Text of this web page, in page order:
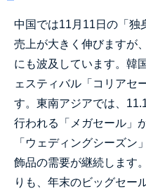
中国では11 月 11 日の「独
売上が大きく伸びますが
にも波及しています。韓
ェスティバル「コリアセ
す。東南アジアでは、
行われる「メガセール」
「ウェディングシーズン
飾品の需要が継続します
りも、年末のビッグセー